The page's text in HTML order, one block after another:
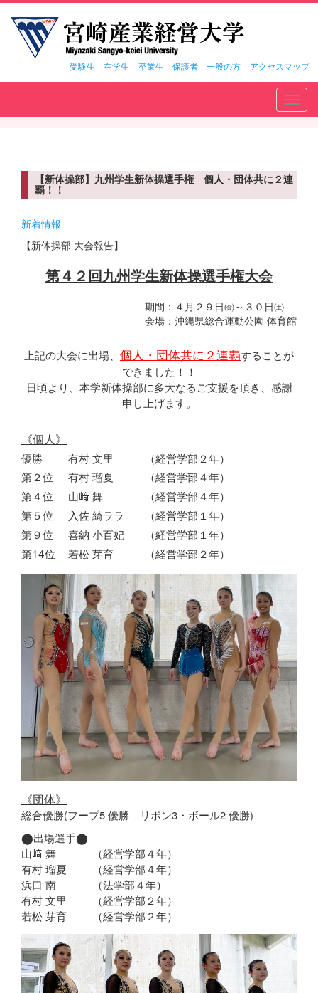
受験生 在学生 卒業生 保護者 一般の方 アクセスマップ
【新体操部】九州学生新体操選手権 個人・団体共に２連
覇！！
新着情報
【新体操部 大会報告】
第４２回九州学生新体操選手権大会
期間：４月２９日㈮～３０日㈯
会場：沖縄県総合運動公園 体育館
上記の大会に出場、 個人・団体共に２連覇することが
できました！！
日頃より、本学新体操部に多大なるご支援を頂き、感謝
申し上げます。
《個人》
優勝 有村 文里
（経営学部２年）
第２位
有村 瑠夏
（経営学部４年）
第４位
山﨑 舞
（経営学部４年）
第５位
入佐 綺ララ
（経営学部１年）
第９位
喜納 小百妃
（経営学部１年）
第14位
若松 芽育 （経営学部２年）
《団体》
総合優勝(フープ5 優勝 リボン3・ボール2 優勝)
⬤出場選手⬤
山﨑 舞
（経営学部４年）
有村 瑠夏
（経営学部４年）
浜口 南
（法学部４年）
有村 文里
（経営学部２年）
若松 芽育
（経営学部２年）